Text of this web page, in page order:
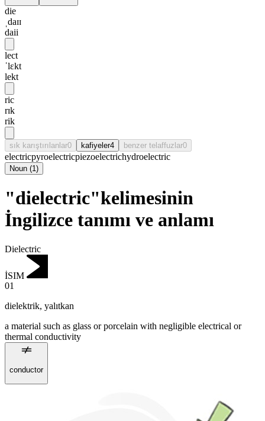
die
ˌdaɪɪ
daii
lect
ˈlɛkt
lekt
ric
rɪk
rik
sık karıştırılanlar0 kafiyeler4 benzer telaffuzlar0
electricpyroelectricpiezoelectrichydroelectric
Noun (1)
"dielectric"kelimesinin
İngilizce tanımı ve anlamı
Dielectric
İSIM
01
dielektrik, yalıtkan
a material such as glass or porcelain with negligible electrical or
thermal conductivity
conductor